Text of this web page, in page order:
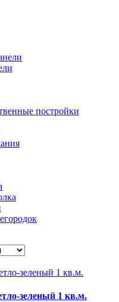
постройки
зеленый 1 кв.м.